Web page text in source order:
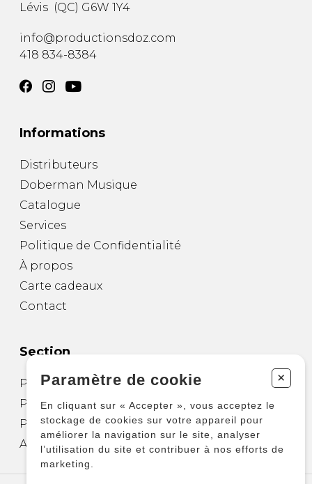
Lévis (QC) G6W 1Y4
info@productionsdoz.com
418 834-8384
Informations
Distributeurs
Doberman Musique
Catalogue
Services
Politique de Confidentialité
À propos
Carte cadeaux
Contact
Section
Partitions pour guitare
Partitions pour autres instruments
Partitions pour ensembles
Autres produits
Paramètre de cookie +
En cliquant sur « Accepter », vous acceptez le
stockage de cookies sur votre appareil pour
améliorer la navigation sur le site, analyser
l’utilisation du site et contribuer à nos efforts de
marketing.